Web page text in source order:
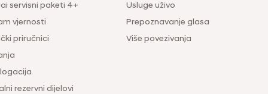
servisni paketi 4+
vjernosti
priručnici
rezervni dijelovi
Usluge uživo
Prepoznavanje glasa
Više povezivanja